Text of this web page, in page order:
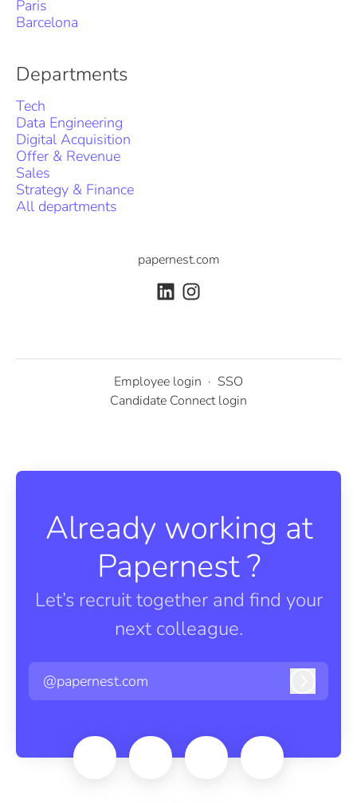
Paris
Barcelona
Departments
Tech
Data Engineering
Digital Acquisition
Offer & Revenue
Sales
Strategy & Finance
All departments
papernest.com
Employee login · SSO
Candidate Connect login
Already working at
Papernest ?
Let’s recruit together and find your
next colleague.
@papernest.com